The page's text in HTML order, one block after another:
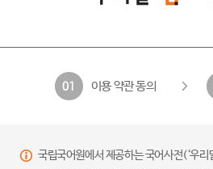
01 이용 약관 동의
국립국어원에서 제공하는 국어사전(‘우